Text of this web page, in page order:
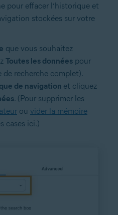
pour effacer l’historique et
stockées sur votre
que vous souhaitez
Toutes les données pour
recherche complet).
de navigation et cliquez
. (Pour supprimer les
ou vider la mémoire
cases ici.)